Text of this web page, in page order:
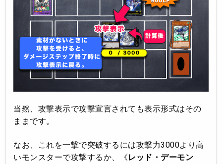
当然、攻撃表示で攻撃宣言されても表示形式はその
ままです。
なお、これを一撃で突破するには攻撃力3000より高
いモンスターで攻撃するか、《レッド・デーモン